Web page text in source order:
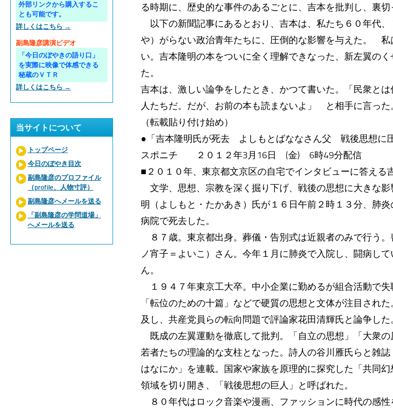
る時期に、歴史的な事件のあるごとに、吉本を批判し、裏切
以下の新聞記事にあるとおり、吉本は、私たち６０年代
や）がらない政治青年たちに、圧倒的な影響を与えた。 私
い。吉本隆明の本をついに全く理解できなった、新左翼の
た。
吉本は、激しい論争をしたとき、かつて書いた。「民衆と
人たちだ。だが、お前の本も読まないよ」 と相手に言った
（転載貼り付け始め）
●「吉本隆明氏が死去 よしもとばななさん父 戦後思想に
スポニチ ２０１２年3月16日 (金) 6時49分配信
■２０１０年、東京都文京区の自宅でインタビューに答える
文学、思想、宗教を深く掘り下げ、戦後の思想に大きな
明（よしもと・たかあき）氏が１６日午前２時１３分、肺
病院で死去した。
８７歳。東京都出身。葬儀・告別式は近親者のみで行う
ノ宵子＝よいこ）さん。今年１月に肺炎で入院し、闘病し
ん。
１９４７年東京工大卒。中小企業に勤めるが組合活動で失
「転位のための十篇」などで硬質の思想と文体が注目され
及し、共産党員らの転向問題で評論家花田清輝氏と論争した
既成の左翼運動を徹底して批判。「自立の思想」「大衆
若者たちの理論的な支柱となった。詩人の谷川雁氏らと雑
はなにか」を連載。国家や家族を原理的に探究した「共同
領域を切り開き、「戦後思想の巨人」と呼ばれた。
８０年代はロック音楽や漫画、ファッションに時代の感
外部リンクから購入するこ
とも可能です。
詳しくはこちら →
副島隆彦講演ビデオ
「今日のぼやきの語り口」
を実際に映像で体感できる
秘蔵のＶＴＲ
詳しくはこちら →
当サイトについて
トップページ
今日のぼやき目次
副島隆彦のプロファイル
（profile、人物寸評）
副島隆彦へメールを送る
「副島隆彦の学問道場」
へメールを送る